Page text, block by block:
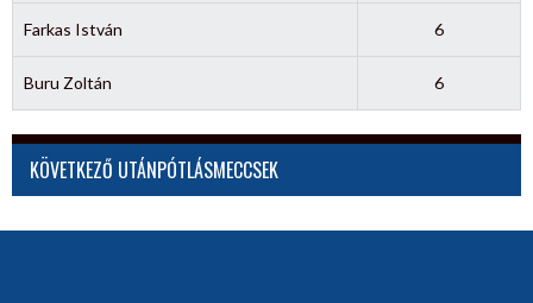
Farkas István 6
Buru Zoltán 6
KÖVETKEZŐ UTÁNPÓTLÁSMECCSEK